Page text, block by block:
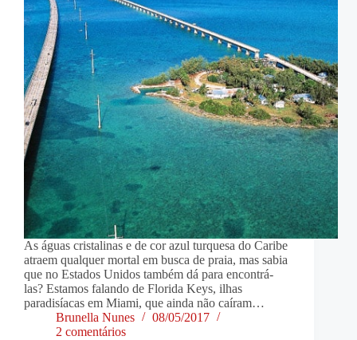
As águas cristalinas e de cor azul turquesa do Caribe
atraem qualquer mortal em busca de praia, mas sabia
que no Estados Unidos também dá para encontrá-
las? Estamos falando de Florida Keys, ilhas
paradisíacas em Miami, que ainda não caíram…
Brunella Nunes
08/05/2017
2 comentários